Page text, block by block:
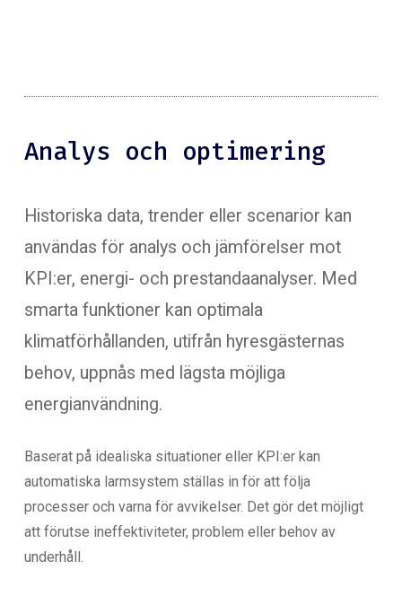
Analys och optimering
Historiska data, trender eller scenarior kan
användas för analys och jämförelser mot
KPI:er, energi- och prestandaanalyser. Med
smarta funktioner kan optimala
klimatförhållanden, utifrån hyresgästernas
behov, uppnås med lägsta möjliga
energianvändning.
Baserat på idealiska situationer eller KPI:er kan
automatiska larmsystem ställas in för att följa
processer och varna för avvikelser. Det gör det möjligt
att förutse ineffektiviteter, problem eller behov av
underhåll.